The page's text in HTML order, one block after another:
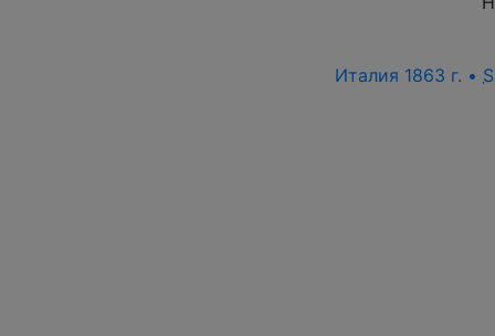
Италия 1863 г. •